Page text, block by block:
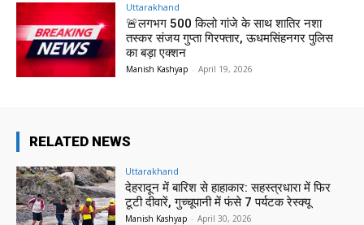
Uttarakhand
🚨लगभग 500 किलो गांजे के साथ शातिर नशा
तस्कर संजय गुप्ता गिरफ्तार, ऊधमसिंहनगर पुलिस
का बड़ा एक्शन
Manish Kashyap - April 19, 2026
RELATED NEWS
Uttarakhand
देहरादून में बारिश से हाहाकार: सहस्त्रधारा में फिर
टूटी दीवारें, गुच्चूपानी में फंसे 7 पर्यटक रेस्क्यू
Manish Kashyap - April 30, 2026